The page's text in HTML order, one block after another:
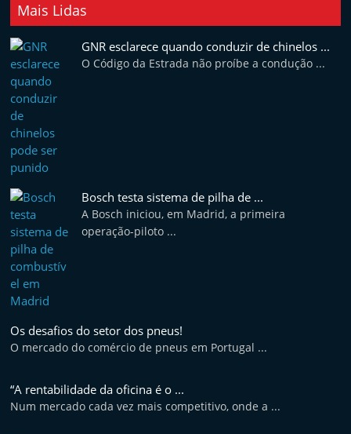
t
e
r
t
A
ó
v
l
Mais Lidas
GNR esclarece quando conduzir de chinelos ...
O Código da Estrada não proíbe a condução ...
Bosch testa sistema de pilha de ...
A Bosch iniciou, em Madrid, a primeira
operação-piloto ...
Os desafios do setor dos pneus!
O mercado do comércio de pneus em Portugal ...
“A rentabilidade da oficina é o ...
Num mercado cada vez mais competitivo, onde a ...